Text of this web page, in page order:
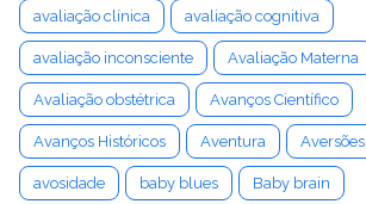
avaliação clínica avaliação cognitiva
avaliação inconsciente Avaliação Materna
Avaliação obstétrica Avanços Científico
Avanços Históricos Aventura Aversões
avosidade baby blues Baby brain